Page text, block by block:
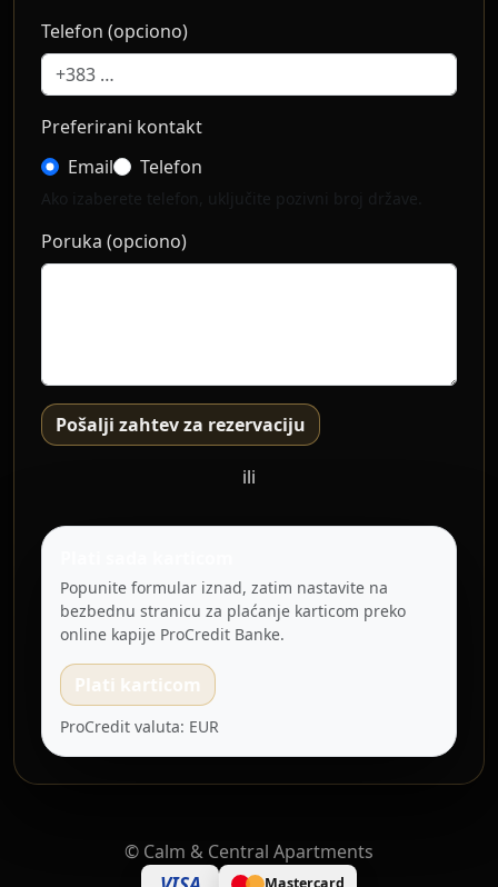
Telefon (opciono)
Preferirani kontakt
Email
Telefon
Ako izaberete telefon, uključite pozivni broj države.
Poruka (opciono)
Pošalji zahtev za rezervaciju
ili
Popunite formular iznad, zatim nastavite na
bezbednu stranicu za plaćanje karticom preko
online kapije ProCredit Banke.
Plati karticom
ProCredit valuta: EUR
© Calm & Central Apartments
Mastercard